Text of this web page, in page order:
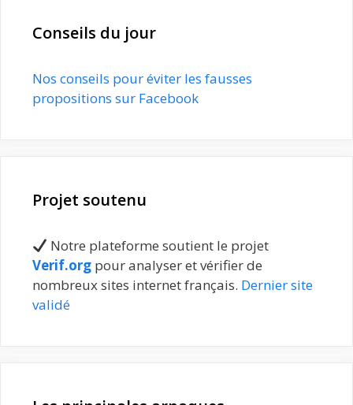
Conseils du jour
Nos conseils pour éviter les fausses
propositions sur Facebook
Projet soutenu
Notre plateforme soutient le projet
Verif.org pour analyser et vérifier de
nombreux sites internet français. Dernier site
validé